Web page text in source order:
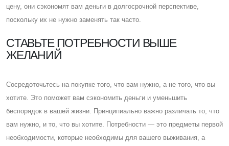
цену, они сэкономят вам деньги в долгосрочной перспективе,
поскольку их не нужно заменять так часто.
CТАВЬТЕ ПОТРЕБНОСТИ ВЫШЕ
ЖЕЛАНИЙ
Cосредоточьтесь на покупке того, что вам нужно, а не того, что вы
хотите. Это поможет вам сэкономить деньги и уменьшить
беспорядок в вашей жизни. Принципиально важно различать то, что
вам нужно, и то, что вы хотите. Потребности — это предметы первой
необходимости, которые необходимы для вашего выживания, а